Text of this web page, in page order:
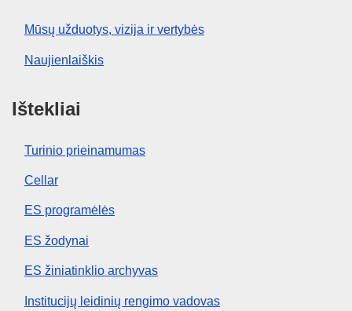
Mūsų užduotys, vizija ir vertybės
Naujienlaiškis
Ištekliai
Turinio prieinamumas
Cellar
ES programėlės
ES žodynai
ES žiniatinklio archyvas
Institucijų leidinių rengimo vadovas